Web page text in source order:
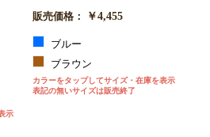
示
販売価格： ￥4,455
ブルー
ブラウン
カラーをタップしてサイズ・在庫を表示
表記の無いサイズは販売終了